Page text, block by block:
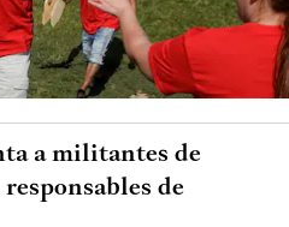
a militantes de
de